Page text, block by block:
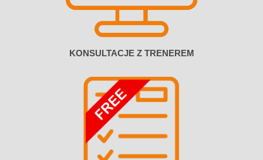
KONSULTACJE Z TRENEREM